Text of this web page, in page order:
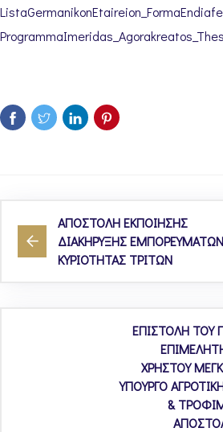
ΑΠΟΣΤΟΛΗ ΕΚΠΟΙΗΣΗΣ
ΔΙΑΚΗΡΥΞΗΣ ΕΜΠΟΡΕΥΜΑΤΩΝ
ΚΥΡΙΟΤΗΤΑΣ ΤΡΙΤΩΝ
ΕΠΙΣΤΟΛΗ ΤΟΥ
ΧΡΗΣΤΟΥ
ΥΠΟΥΡΓΟ
&